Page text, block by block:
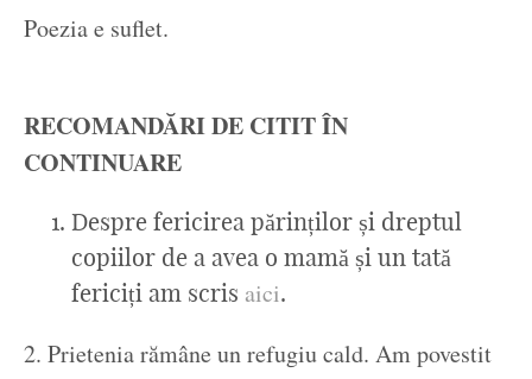
Poezia e suflet.
RECOMANDĂRI DE CITIT ÎN
CONTINUARE
Despre fericirea părinților și dreptul
copiilor de a avea o mamă și un tată
fericiți am scris aici.
2. Prietenia rămâne un refugiu cald. Am povestit